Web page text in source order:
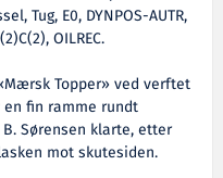
Tug, E0, DYNPOS-AUTR,
OILREC.
Topper» ved verftet
fin ramme rundt
Sørensen klarte, etter
mot skutesiden.